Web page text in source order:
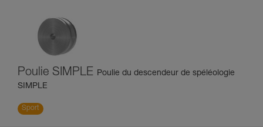
Poulie SIMPLE Poulie du descendeur de spéléologie
SIMPLE
Sport